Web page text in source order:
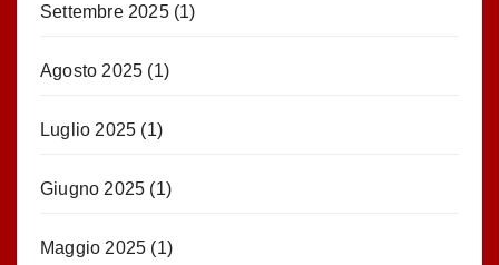
Settembre 2025(1)
Agosto 2025 (1)
Luglio 2025 (1)
Giugno 2025 (1)
Maggio 2025 (1)